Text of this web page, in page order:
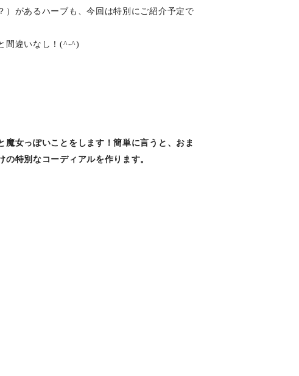
）があるハーブも、今回は特別にご紹介予定で
間違いなし！(^-^)
女っぽいことをします！簡単に言うと、おま
特別なコーディアルを作ります。